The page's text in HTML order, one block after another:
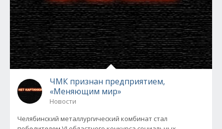
ЧМК признан предприятием,
«Меняющим мир»
Новости
Челябинский металлургический комбинат стал